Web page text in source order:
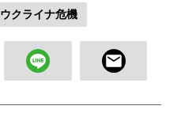
ウクライナ危機